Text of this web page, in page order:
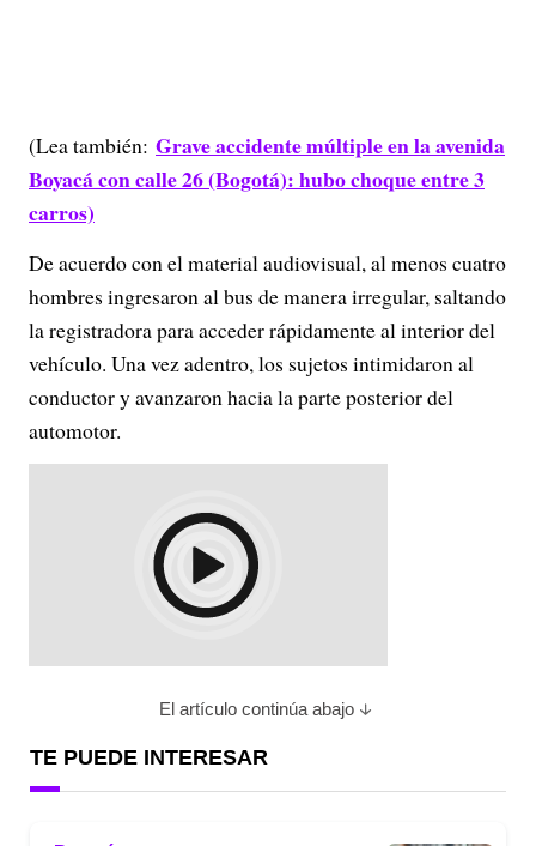
(Lea también: Grave accidente múltiple en la avenida
Boyacá con calle 26 (Bogotá): hubo choque entre 3
carros)
De acuerdo con el material audiovisual, al menos cuatro
hombres ingresaron al bus de manera irregular, saltando
la registradora para acceder rápidamente al interior del
vehículo. Una vez adentro, los sujetos intimidaron al
conductor y avanzaron hacia la parte posterior del
automotor.
El artículo continúa abajo
TE PUEDE INTERESAR